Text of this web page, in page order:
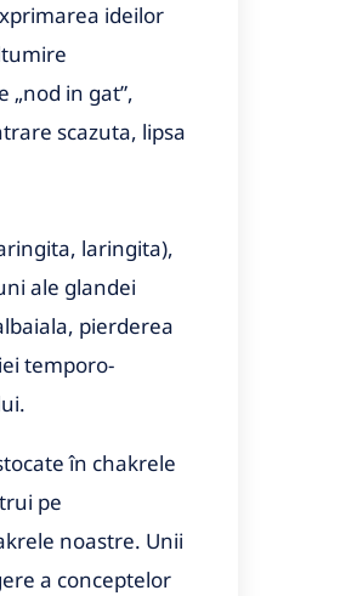
ideilor
in gat”,
scazuta, lipsa
laringita),
ale glandei
pierderea
temporo-
în chakrele
pe
noastre. Unii
a conceptelor